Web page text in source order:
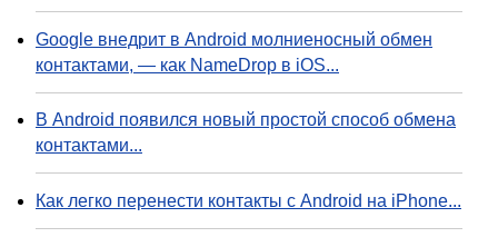
Google внедрит в Android молниеносный обмен
контактами, — как NameDrop в iOS...
В Android появился новый простой способ обмена
контактами...
Как легко перенести контакты с Android на iPhone...